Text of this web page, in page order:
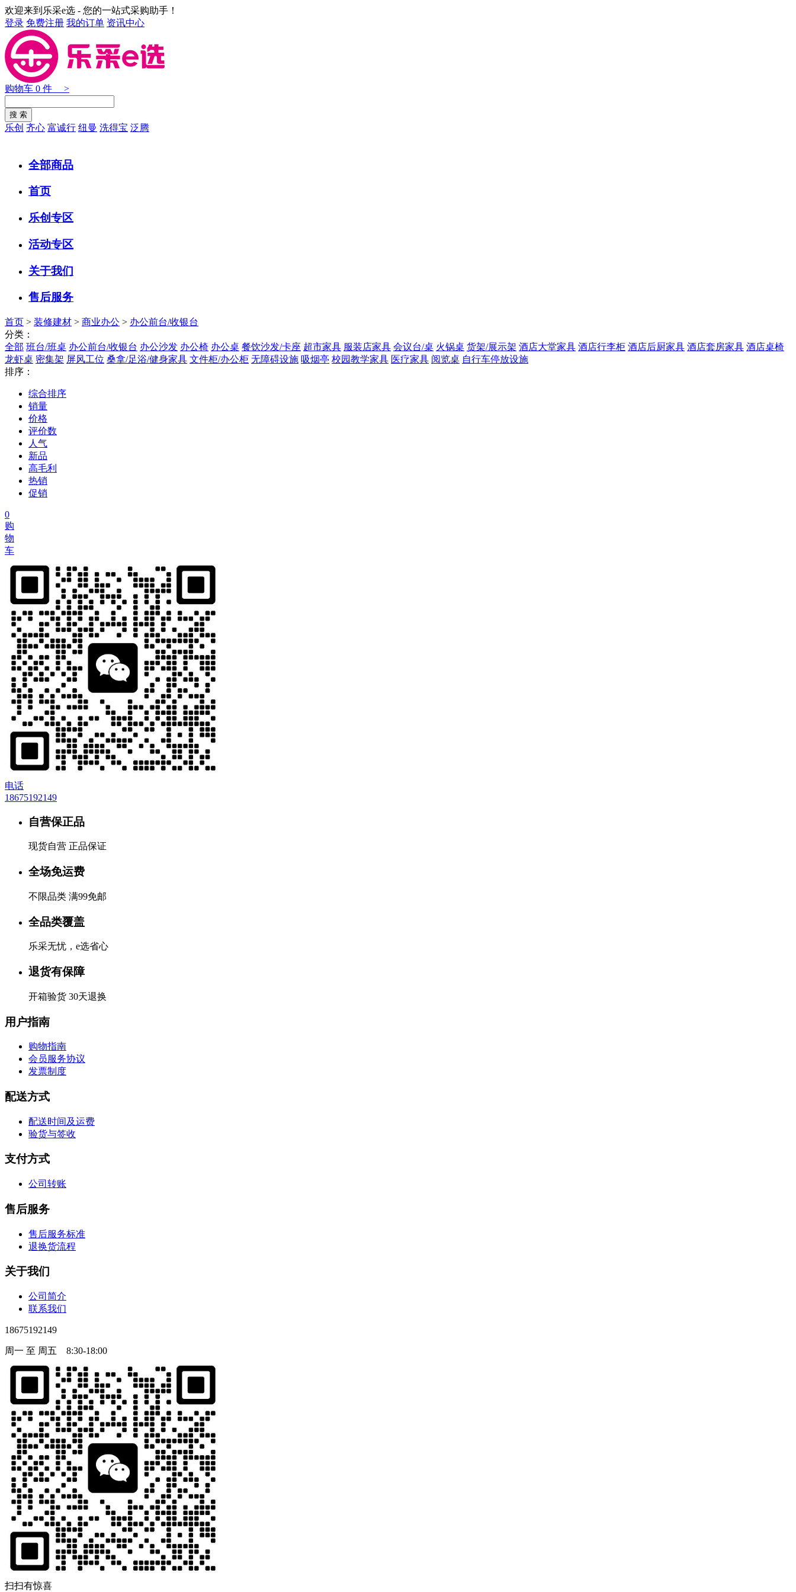
欢迎来到乐采e选 - 您的一站式采购助手！
登录 免费注册 我的订单 资讯中心
购物车 0 件 >
乐创 齐心 富诚行 纽曼 洗得宝 泛腾
全部商品
首页
乐创专区
活动专区
关于我们
售后服务
首页 > 装修建材 > 商业办公 > 办公前台/收银台
分类：
全部 班台/班桌 办公前台/收银台 办公沙发 办公椅 办公桌 餐饮沙发/卡座 超市家具 服装店家具 会议台/桌 火锅桌 货架/展示架 酒店大堂家具 酒店行李柜 酒店后厨家具 酒店套房家具 酒店桌椅
龙虾桌 密集架 屏风工位 桑拿/足浴/健身家具 文件柜/办公柜 无障碍设施 吸烟亭 校园教学家具 医疗家具 阅览桌 自行车停放设施
排序：
综合排序
销量
价格
评价数
人气
新品
高毛利
热销
促销
0
购
物
车
电话
18675192149
自营保正品
现货自营 正品保证
全场免运费
不限品类 满99免邮
全品类覆盖
乐采无忧，e选省心
退货有保障
开箱验货 30天退换
用户指南
购物指南
会员服务协议
发票制度
配送方式
配送时间及运费
验货与签收
支付方式
公司转账
售后服务
售后服务标准
退换货流程
关于我们
公司简介
联系我们
18675192149
周一 至 周五 8:30-18:00
扫扫有惊喜